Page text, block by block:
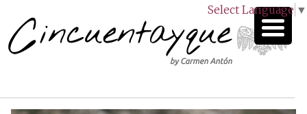
Select Language ▼